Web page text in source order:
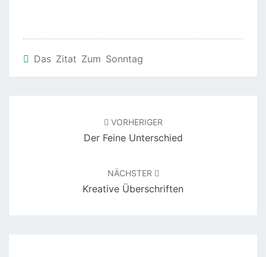
Das Zitat Zum Sonntag
VORHERIGER
Der Feine Unterschied
NÄCHSTER
Kreative Überschriften